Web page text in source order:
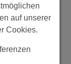
kannst? Wir
auf unserer
Cookies.